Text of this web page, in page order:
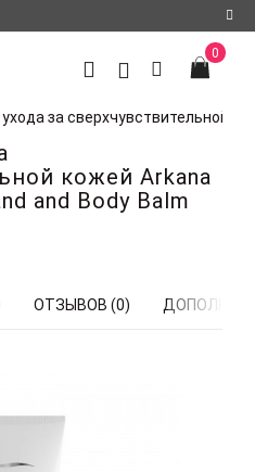
Регистрация
Авторизация
Мои
закладки 0
0
за сверхчувствительной
кожей Arkana
and Body Balm
ОТЗЫВОВ (0)